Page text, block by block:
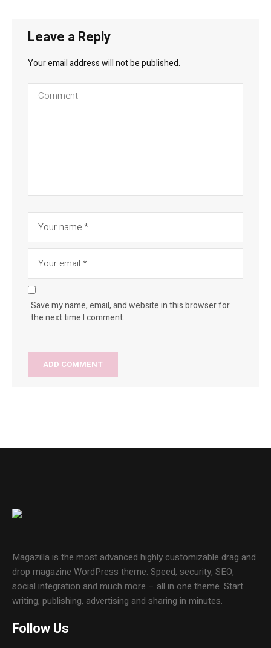
Leave a Reply
Your email address will not be published.
Save my name, email, and website in this browser for
the next time I comment.
Magazilla is the most advanced highly customizable drag and
drop magazine WordPress theme. Speed, security, SEO,
social integration and much more – all in one theme. Start
writing, publishing, advertising and sharing in minutes.
Follow Us